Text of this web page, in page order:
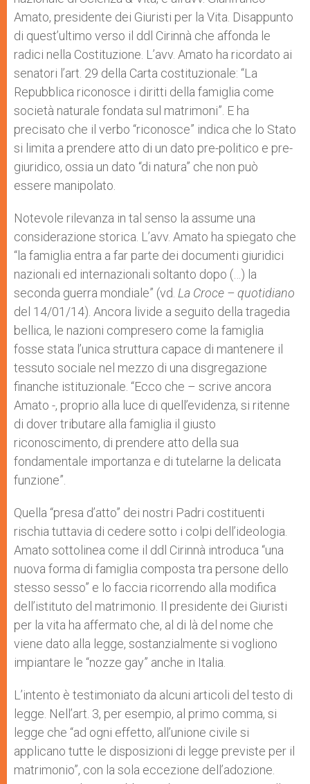
Amato, presidente dei Giuristi per la Vita. Disappunto
di quest’ultimo verso il ddl Cirinnà che affonda le
radici nella Costituzione. L’avv. Amato ha ricordato ai
senatori l’art. 29 della Carta costituzionale: “La
Repubblica riconosce i diritti della famiglia come
società naturale fondata sul matrimoni”. E ha
precisato che il verbo “riconosce” indica che lo Stato
si limita a prendere atto di un dato pre-politico e pre-
giuridico, ossia un dato “di natura” che non può
essere manipolato.
Notevole rilevanza in tal senso la assume una
considerazione storica. L’avv. Amato ha spiegato che
“la famiglia entra a far parte dei documenti giuridici
nazionali ed internazionali soltanto dopo (…) la
seconda guerra mondiale” (vd. La Croce – quotidiano
del 14/01/14). Ancora livide a seguito della tragedia
bellica, le nazioni compresero come la famiglia
fosse stata l’unica struttura capace di mantenere il
tessuto sociale nel mezzo di una disgregazione
finanche istituzionale. “Ecco che – scrive ancora
Amato -, proprio alla luce di quell’evidenza, si ritenne
di dover tributare alla famiglia il giusto
riconoscimento, di prendere atto della sua
fondamentale importanza e di tutelarne la delicata
funzione”.
Quella “presa d’atto” dei nostri Padri costituenti
rischia tuttavia di cedere sotto i colpi dell’ideologia.
Amato sottolinea come il ddl Cirinnà introduca “una
nuova forma di famiglia composta tra persone dello
stesso sesso” e lo faccia ricorrendo alla modifica
dell’istituto del matrimonio. Il presidente dei Giuristi
per la vita ha affermato che, al di là del nome che
viene dato alla legge, sostanzialmente si vogliono
impiantare le “nozze gay” anche in Italia.
L’intento è testimoniato da alcuni articoli del testo di
legge. Nell’art. 3, per esempio, al primo comma, si
legge che “ad ogni effetto, all’unione civile si
applicano tutte le disposizioni di legge previste per il
matrimonio”, con la sola eccezione dell’adozione.